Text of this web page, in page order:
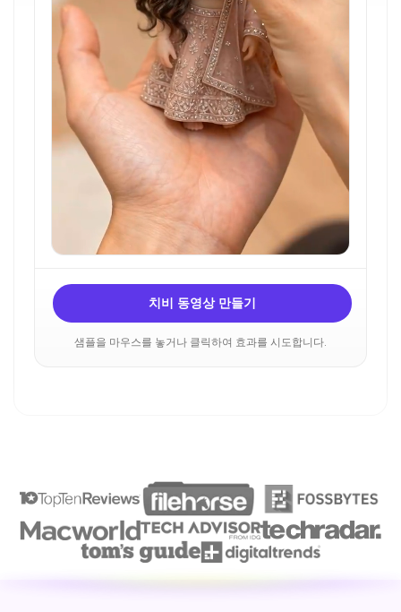
치비 동영상 만들기
샘플을 마우스를 놓거나 클릭하여 효과를 시도합니다.